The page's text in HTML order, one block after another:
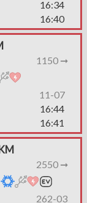
16:34
16:40
1150 ➞
11-07
16:44
16:41
2550 ➞
262-03